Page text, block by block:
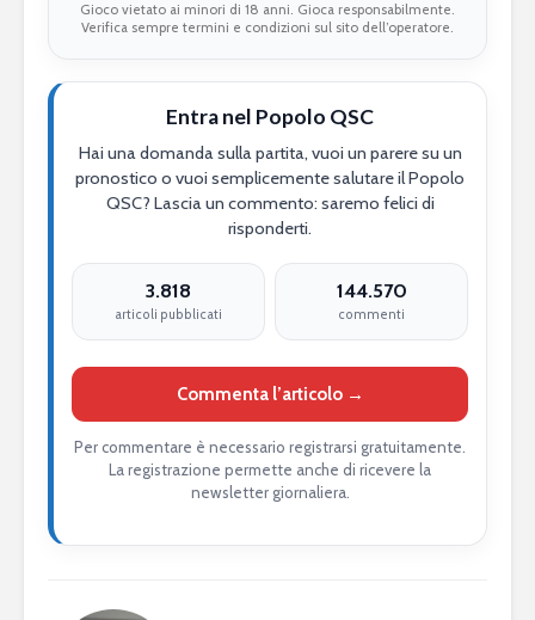
Gioco vietato ai minori di 18 anni. Gioca responsabilmente.
Verifica sempre termini e condizioni sul sito dell’operatore.
Entra nel Popolo QSC
Hai una domanda sulla partita, vuoi un parere su un
pronostico o vuoi semplicemente salutare il Popolo
QSC? Lascia un commento: saremo felici di
risponderti.
3.818
articoli pubblicati
144.570
commenti
Commenta l’articolo →
Per commentare è necessario registrarsi gratuitamente.
La registrazione permette anche di ricevere la
newsletter giornaliera.